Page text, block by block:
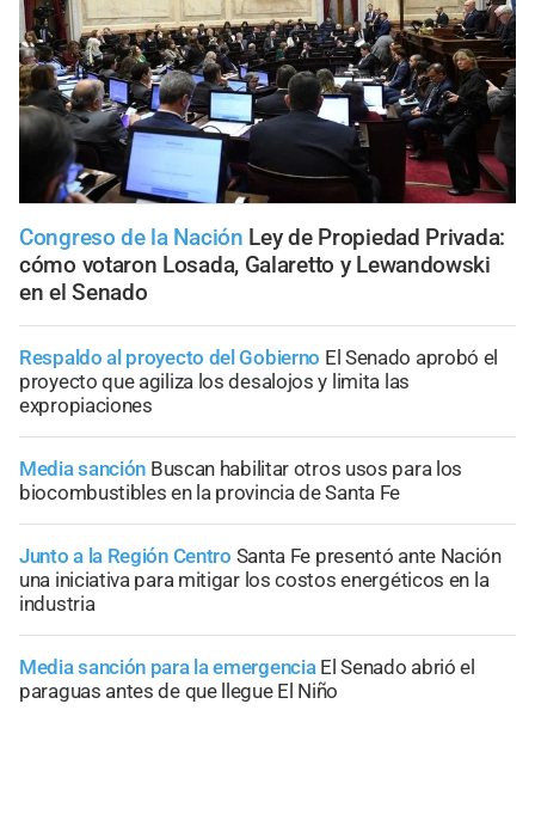
Congreso de la Nación Ley de Propiedad Privada:
cómo votaron Losada, Galaretto y Lewandowski
en el Senado
Respaldo al proyecto del Gobierno El Senado aprobó el
proyecto que agiliza los desalojos y limita las
expropiaciones
Media sanción Buscan habilitar otros usos para los
biocombustibles en la provincia de Santa Fe
Junto a la Región Centro Santa Fe presentó ante Nación
una iniciativa para mitigar los costos energéticos en la
industria
Media sanción para la emergencia El Senado abrió el
paraguas antes de que llegue El Niño